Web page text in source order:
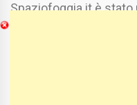
Spaziofoggia.it è